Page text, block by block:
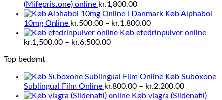
(Mifepristone) online kr.1,800.00
Køb Alphabol
10mg Online kr.500.00 – kr.1,800.00Prisinterval:
kr.500.00
Køb efedrinpulver online
kr.1,500.00 – kr.6,500.00Prisinterval:
Top bedømt
Køb Suboxone
Sublingual Film Online kr.800.00 – kr.2,200.00
kr.800.00
Køb viagra (Sildenafil)